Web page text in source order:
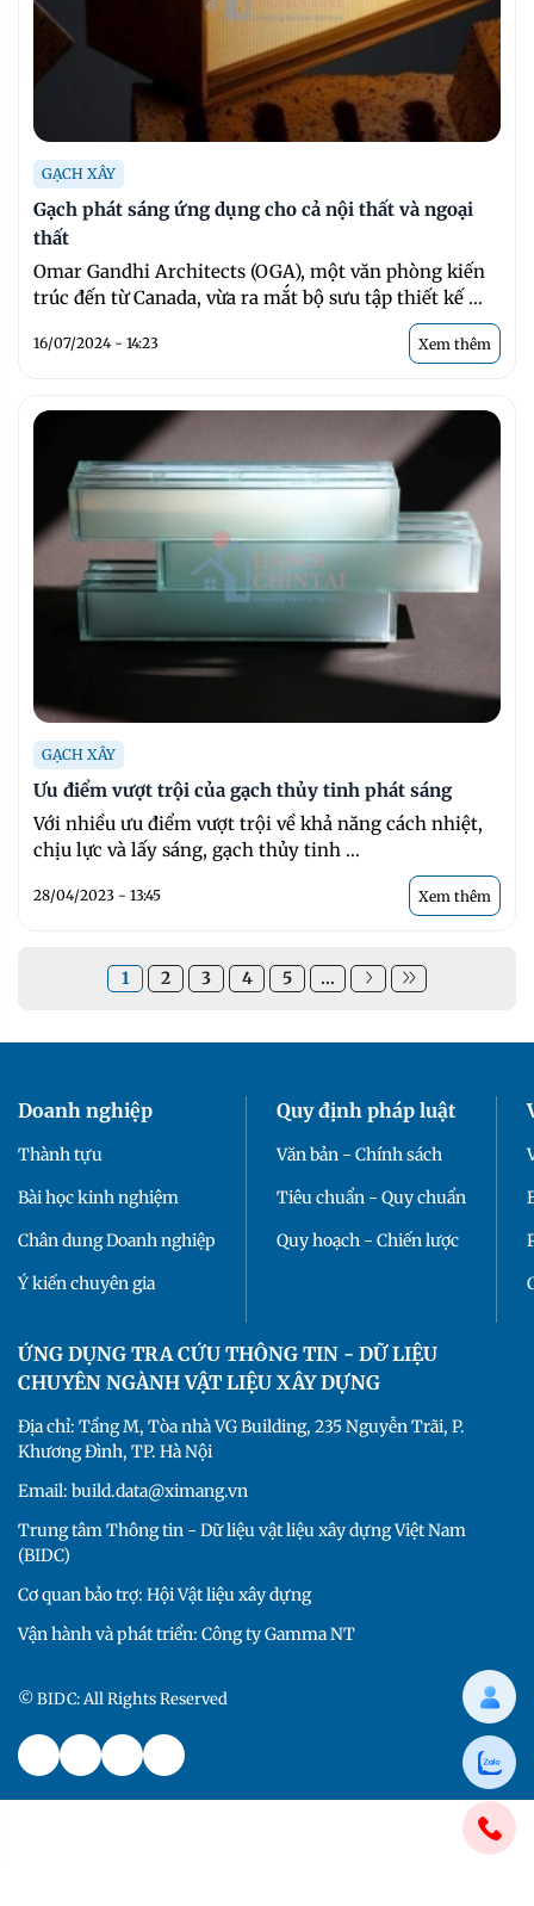
GẠCH XÂY
Gạch phát sáng ứng dụng cho cả nội thất và ngoại
thất
Omar Gandhi Architects (OGA), một văn phòng kiến
trúc đến từ Canada, vừa ra mắt bộ sưu tập thiết kế ...
16/07/2024 - 14:23 Xem thêm
GẠCH XÂY
Ưu điểm vượt trội của gạch thủy tinh phát sáng
Với nhiều ưu điểm vượt trội về khả năng cách nhiệt,
chịu lực và lấy sáng, gạch thủy tinh ...
28/04/2023 - 13:45 Xem thêm
1 2 3 4 5 ...
Doanh nghiệp
Thành tựu
Bài học kinh nghiệm
Chân dung Doanh nghiệp
Ý kiến chuyên gia
Quy định pháp luật
Văn bản - Chính sách
Tiêu chuẩn - Quy chuẩn
Quy hoạch - Chiến lược
ỨNG DỤNG TRA CỨU THÔNG TIN - DỮ LIỆU
CHUYÊN NGÀNH VẬT LIỆU XÂY DỰNG
Địa chỉ: Tầng M, Tòa nhà VG Building, 235 Nguyễn Trãi, P.
Khương Đình, TP. Hà Nội
Email: build.data@ximang.vn
Trung tâm Thông tin - Dữ liệu vật liệu xây dựng Việt Nam
(BIDC)
Cơ quan bảo trợ: Hội Vật liệu xây dựng
Vận hành và phát triển: Công ty Gamma NT
© BIDC: All Rights Reserved